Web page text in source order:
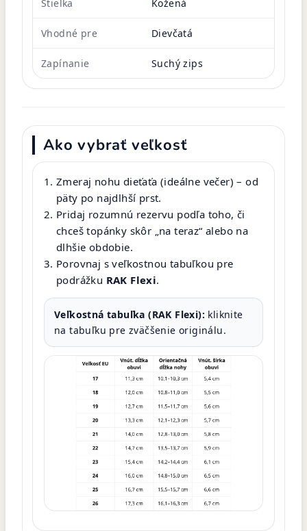
Stielka Kožená
Vhodné pre Dievčatá
Zapínanie Suchý zips
Ako vybrať veľkosť
Zmeraj nohu dieťaťa (ideálne večer) – od
päty po najdlhší prst.
Pridaj rozumnú rezervu podľa toho, či
chceš topánky skôr „na teraz“ alebo na
dlhšie obdobie.
Porovnaj s veľkostnou tabuľkou pre
podrážku RAK Flexi.
Veľkostná tabuľka (RAK Flexi): kliknite
na tabuľku pre zväčšenie originálu.